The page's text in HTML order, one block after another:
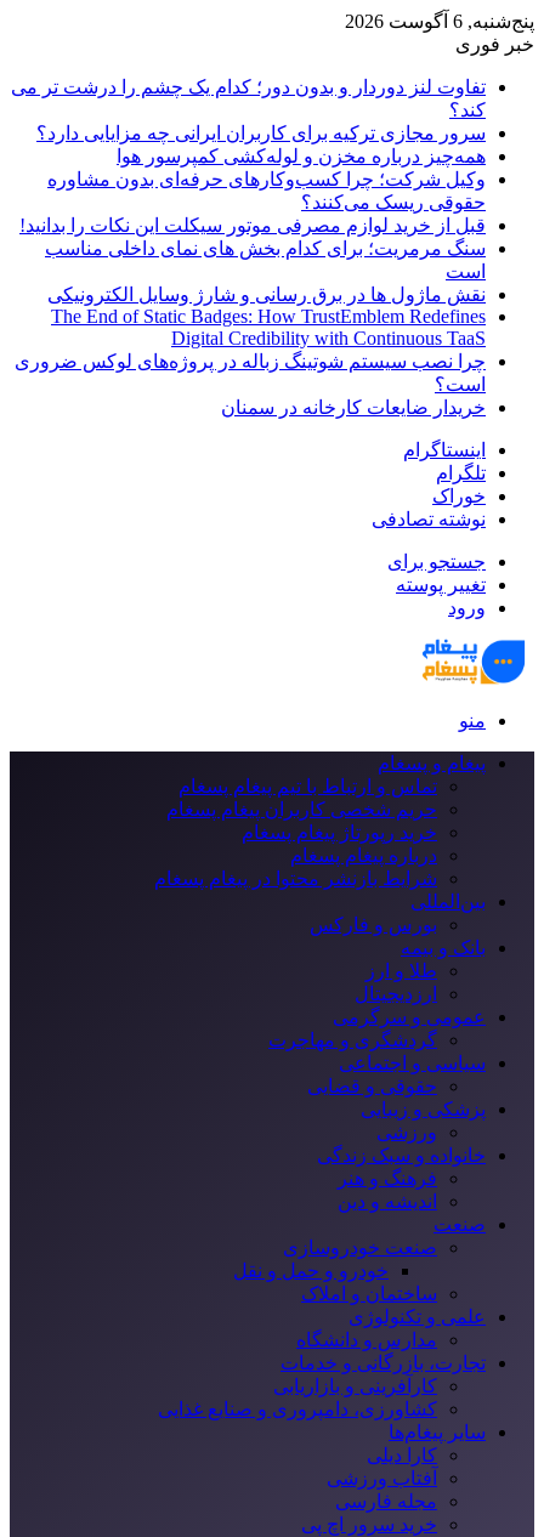
پنج‌شنبه, 6 آگوست 2026
خبر فوری
تفاوت لنز دوردار و بدون دور؛ کدام یک چشم را درشت تر می
کند؟
سرور مجازی ترکیه برای کاربران ایرانی چه مزایایی دارد؟
همه‌چیز درباره مخزن و لوله‌کشی کمپرسور هوا
وکیل شرکت؛ چرا کسب‌وکارهای حرفه‌ای بدون مشاوره
حقوقی ریسک می‌کنند؟
قبل از خرید لوازم مصرفی موتور سیکلت این نکات را بدانید!
سنگ مرمریت؛ برای کدام بخش های نمای داخلی مناسب
است
نقش ماژول ها در برق رسانی و شارژ وسایل الکترونیکی
The End of Static Badges: How TrustEmblem Redefines
Digital Credibility with Continuous TaaS
چرا نصب سیستم شوتینگ زباله در پروژه‌های لوکس ضروری
است؟
خریدار ضایعات کارخانه در سمنان
اینستاگرام
تلگرام
خوراک
نوشته تصادفی
جستجو برای
تغییر پوسته
ورود
منو
پیغام و پسغام
تماس و ارتباط با تیم پیغام پسغام
حریم شخصی کاربران پیغام پسغام
خرید رپورتاژ پیغام پسغام
درباره پیغام پسغام
شرایط بازنشر محتوا در پیغام پسغام
بین‌المللی
بورس و فارکس
بانک و بیمه
طلا و ارز
ارزدیجیتال
عمومی و سرگرمی
گردشگری و مهاجرت
سیاسی و اجتماعی
حقوقی و قضایی
پزشکی و زیبایی
ورزشی
خانواده و سبک زندگی
فرهنگ و هنر
اندیشه و دین
صنعت
صنعت خودروسازی
خودرو و حمل و نقل
ساختمان و املاک
علمی و تکنولوژی
مدارس و دانشگاه
تجارت، بازرگانی و خدمات
کارآفرینی و بازاریابی
کشاورزی، دامپروری و صنایع غذایی
سایر پیغام‌ها
کارا دیلی
آفتاب ورزشی
مجله فارسی
خرید سرور اچ پی